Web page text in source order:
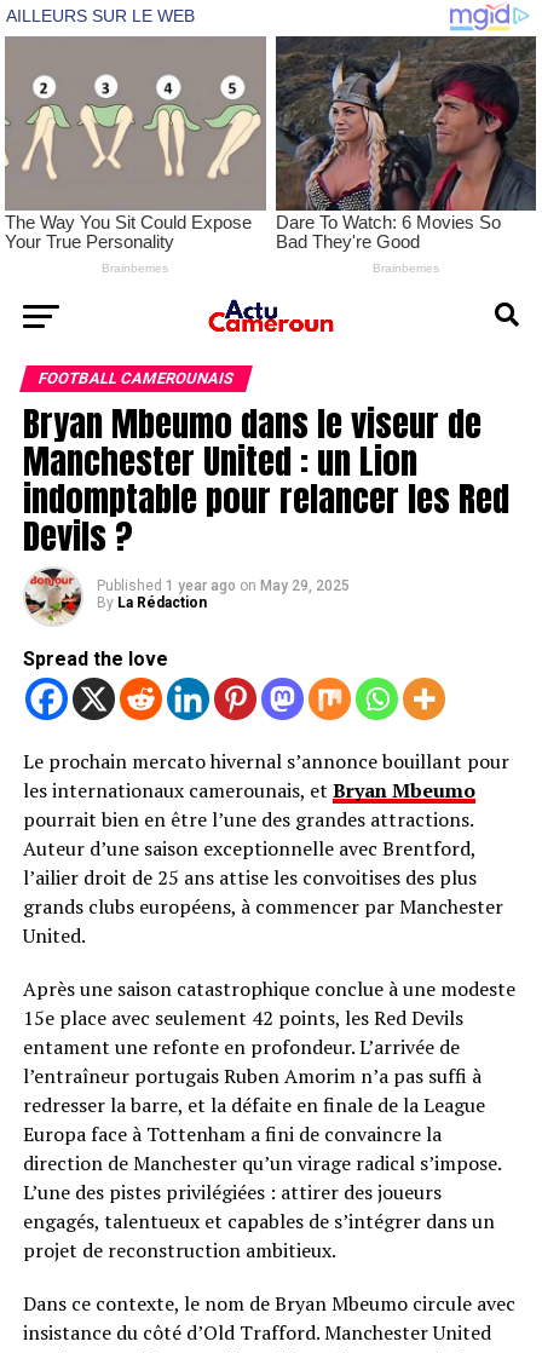
FOOTBALL CAMEROUNAIS
Bryan Mbeumo dans le viseur de
Manchester United : un Lion
indomptable pour relancer les Red
Devils ?
Published 1 year ago on May 29, 2025
By La Rédaction
Spread the love
Le prochain mercato hivernal s’annonce bouillant pour
les internationaux camerounais, et Bryan Mbeumo
pourrait bien en être l’une des grandes attractions.
Auteur d’une saison exceptionnelle avec Brentford,
l’ailier droit de 25 ans attise les convoitises des plus
grands clubs européens, à commencer par Manchester
United.
Après une saison catastrophique conclue à une modeste
15e place avec seulement 42 points, les Red Devils
entament une refonte en profondeur. L’arrivée de
l’entraîneur portugais Ruben Amorim n’a pas suffi à
redresser la barre, et la défaite en finale de la League
Europa face à Tottenham a fini de convaincre la
direction de Manchester qu’un virage radical s’impose.
L’une des pistes privilégiées : attirer des joueurs
engagés, talentueux et capables de s’intégrer dans un
projet de reconstruction ambitieux.
Dans ce contexte, le nom de Bryan Mbeumo circule avec
insistance du côté d’Old Trafford. Manchester United